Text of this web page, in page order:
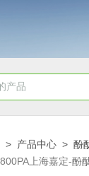
> 产品中心 >酚
上海嘉定-酚